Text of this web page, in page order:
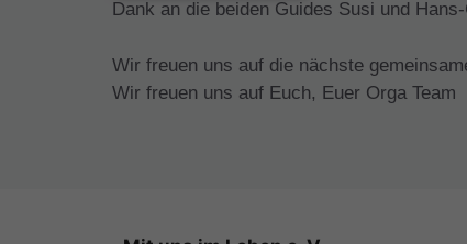
Dank an die beiden Guides Susi und
Wir freuen uns auf die nächste
Wir freuen uns auf Euch, Euer Orga Team